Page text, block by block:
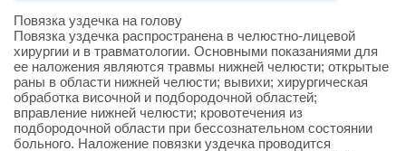
Повязка уздечка на голову
Повязка уздечка распространена в челюстно-лицевой
хирургии и в травматологии. Основными показаниями для
ее наложения являются травмы нижней челюсти; открытые
раны в области нижней челюсти; вывихи; хирургическая
обработка височной и подбородочной областей;
вправление нижней челюсти; кровотечения из
подбородочной области при бессознательном состоянии
больного. Наложение повязки уздечка проводится